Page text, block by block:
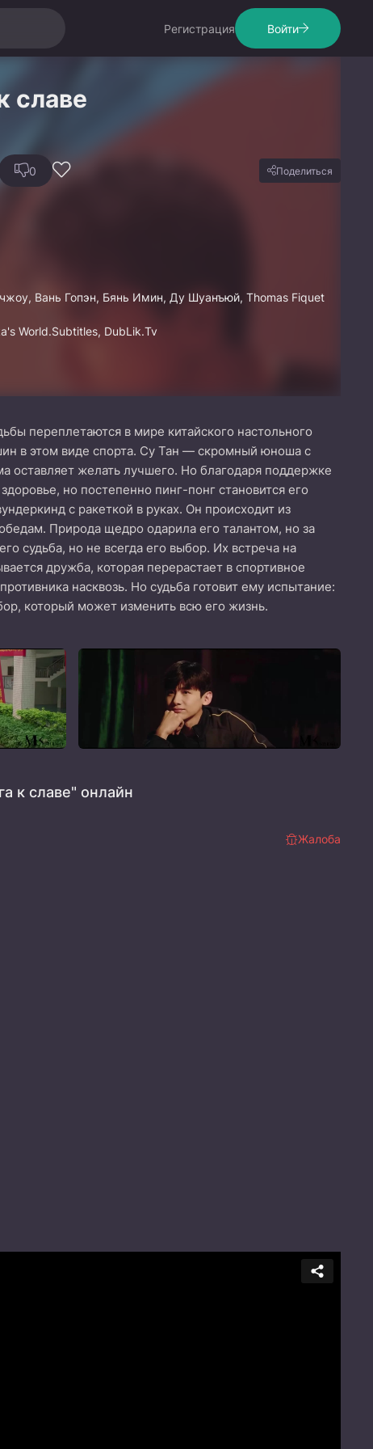
Регистрация Войти
славе
0 Поделиться
Вань Гопэн, Бянь Имин, Ду Шуанъюй, Thomas Fiquet
World.Subtitles, DubLik.Tv
переплетаются в мире китайского настольного
в этом виде спорта. Су Тан — скромный юноша с
оставляет желать лучшего. Но благодаря поддержке
но постепенно пинг-понг становится его
с ракеткой в руках. Он происходит из
Природа щедро одарила его талантом, но за
судьба, но не всегда его выбор. Их встреча на
дружба, которая перерастает в спортивное
насквозь. Но судьба готовит ему испытание:
который может изменить всю его жизнь.
к славе" онлайн
Жалоба